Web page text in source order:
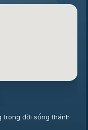
trong đời sống thánh